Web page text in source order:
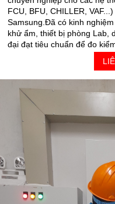
FCU, BFU, CHILLER,
Samsung.Đã có kinh
khử ẩm, thiết bị phòng Lab,
đại đạt tiêu chuẩn để đo